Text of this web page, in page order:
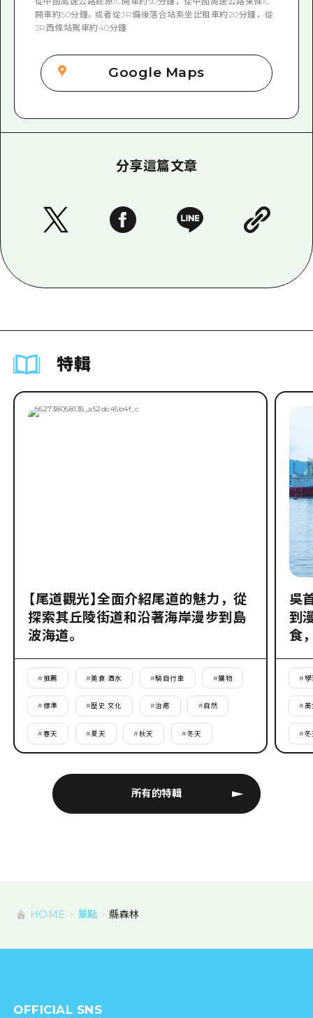
開車約50分鐘。或者從JR備後落合站乘坐出租車約20分鐘，從
JR西條站駕車約40分鐘
Google Maps
分享這篇文章
特輯
所有的特輯
【尾道觀光】全面介紹尾道的魅力，從
探索其丘陵街道和沿著海岸漫步到島
波海道。
#推薦 #美食·酒水 #騎自行車 #購物
#標準 #歷史·文化 #治癒 #自然
#春天 #夏天 #秋天 #冬天
吳
到
食
# 學
#美
#冬
HOME 景點 縣森林
OFFICIAL SNS